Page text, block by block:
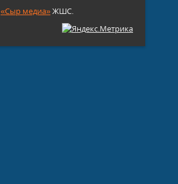
«Сыр медиа»ЖШС.